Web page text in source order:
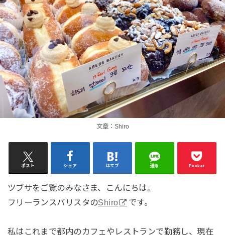
文章：Shiro
ポスト シェア はてブ 送る Pocket
ツブサをご覧のみなさま、こんにちは。
フリーランスバリスタのShiro です。
私はこれまで都内のカフェやレストランで勤務し、現在